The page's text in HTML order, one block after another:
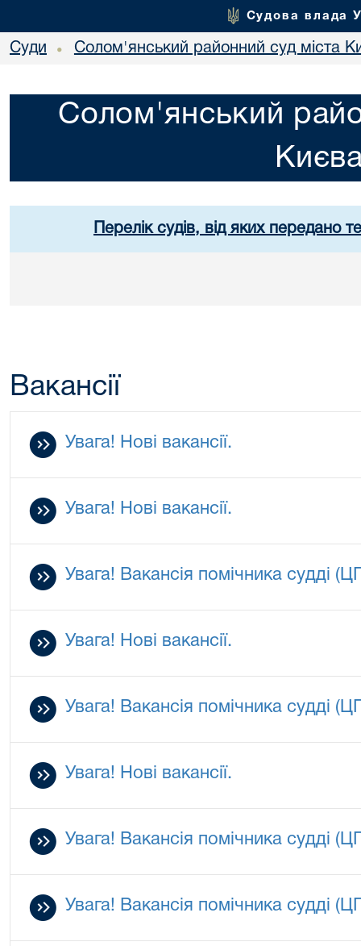
Судова влада
Суди • Солом'янський районний суд міста
Солом'янський
Перелік судів, від яких передано
Вакансії
Увага! Нові вакансії.
Увага! Нові вакансії.
Увага! Вакансія помічника судді
Увага! Нові вакансії.
Увага! Вакансія помічника судді
Увага! Нові вакансії.
Увага! Вакансія помічника судді
Увага! Вакансія помічника судді